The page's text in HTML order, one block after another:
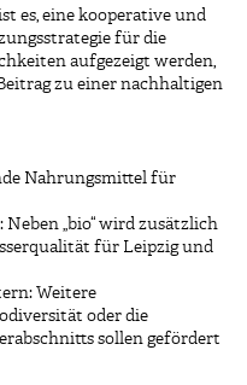
es, eine kooperative und
für die
aufgezeigt werden,
zu einer nachhaltigen
Nahrungsmittel für
„bio“ wird zusätzlich
für Leipzig und
Weitere
oder die
sollen gefördert